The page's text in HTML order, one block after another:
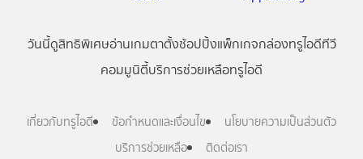
วันนี้ดูสิทธิพิเศษอ่านเกมตาตั้งช้อปปิ้งแพ็กเกจกล่องทรูไอดีทีวี
คอมมูนิตี้บริการช่วยเหลือทรูไอดี
เกี่ยวกับทรูไอดี ข้อกำหนดและเงื่อนไข
นโยบายความเป็นส่วนตัว
บริการช่วยเหลือ
ติดต่อเรา